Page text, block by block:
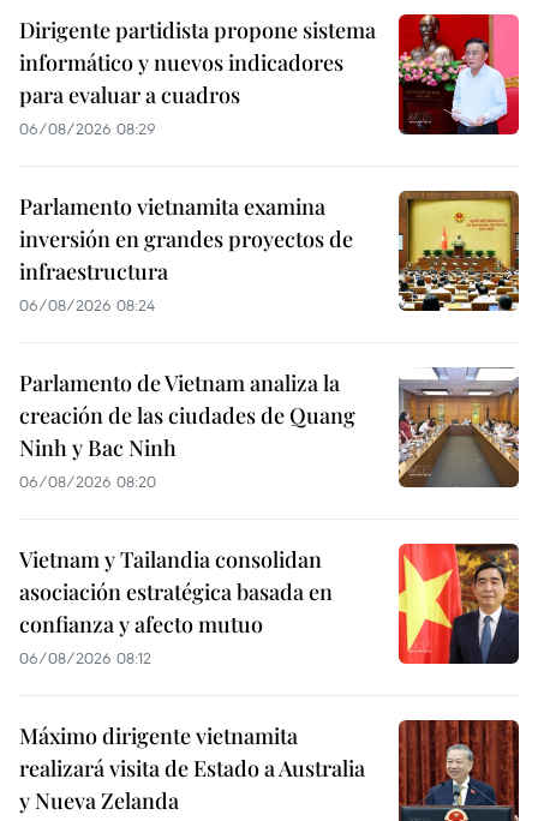
Dirigente partidista propone sistema
informático y nuevos indicadores
para evaluar a cuadros
06/08/2026 08:29
Parlamento vietnamita examina
inversión en grandes proyectos de
infraestructura
06/08/2026 08:24
Parlamento de Vietnam analiza la
creación de las ciudades de Quang
Ninh y Bac Ninh
06/08/2026 08:20
Vietnam y Tailandia consolidan
asociación estratégica basada en
confianza y afecto mutuo
06/08/2026 08:12
Máximo dirigente vietnamita
realizará visita de Estado a Australia
y Nueva Zelanda